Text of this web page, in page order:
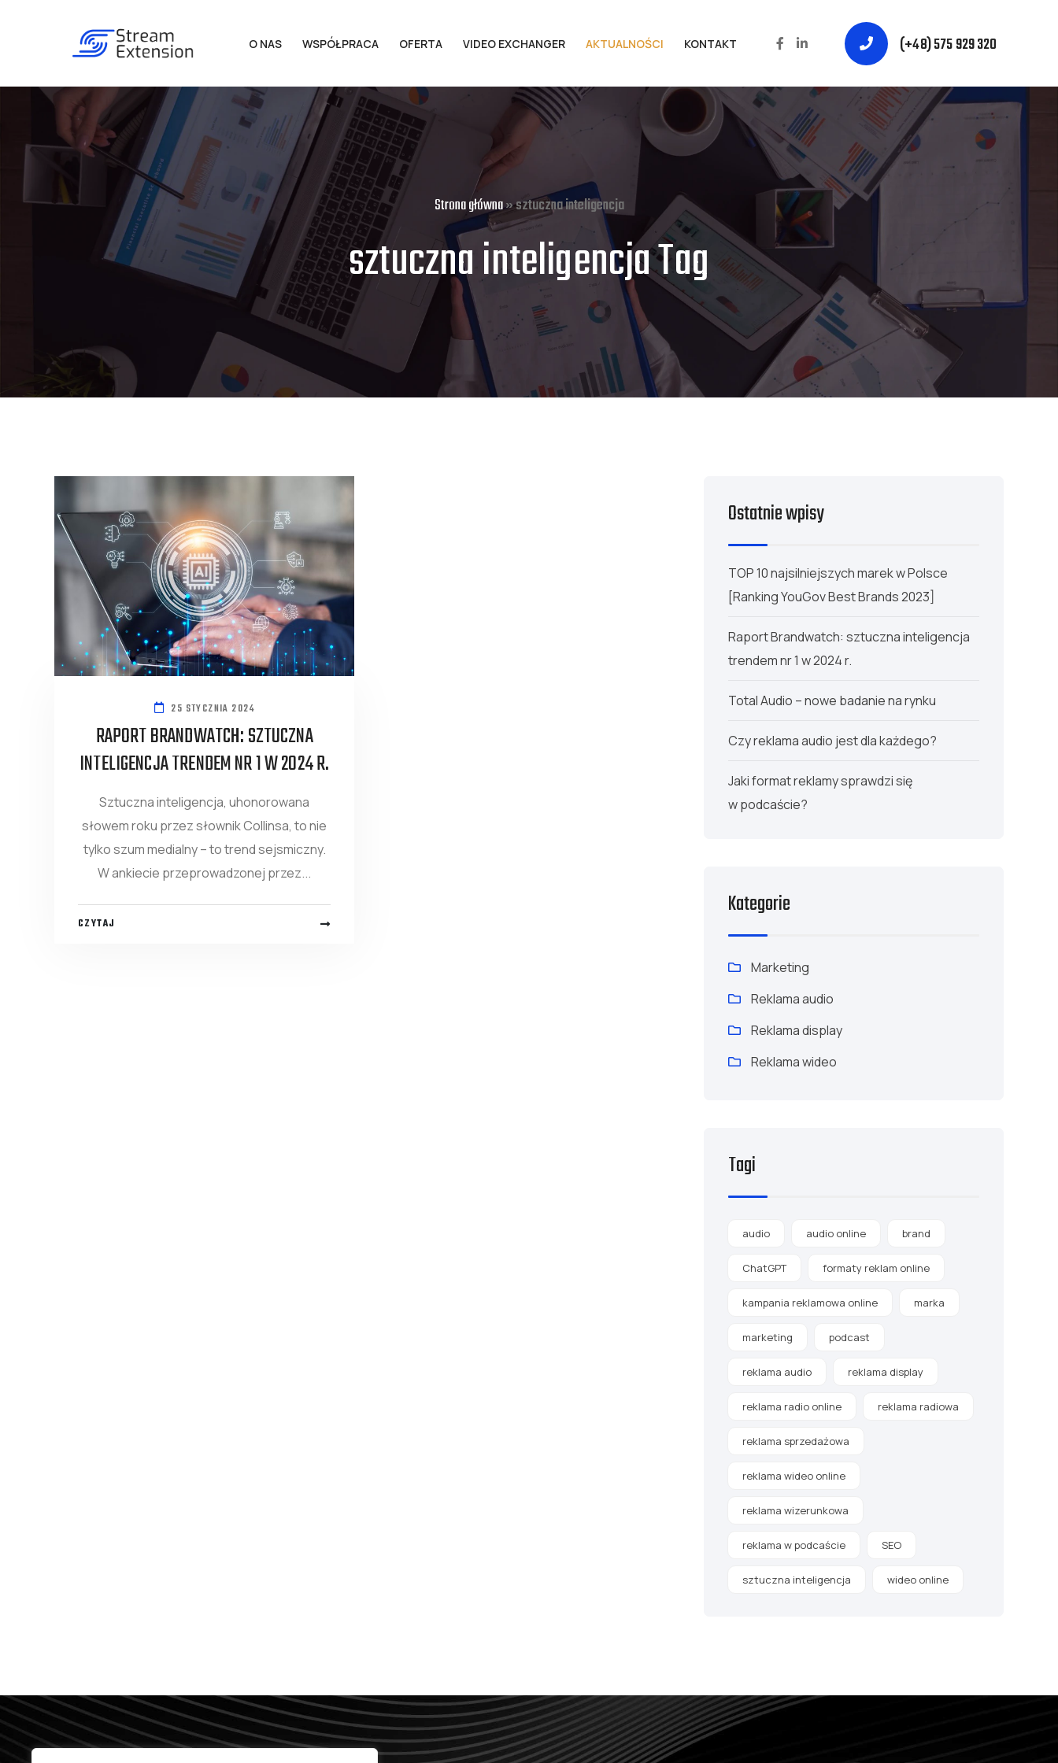
O NAS WSPÓŁPRACA OFERTA VIDEO EXCHANGER AKTUALNOŚCI KONTAKT (+48) 575 929 320
Strona główna»sztuczna inteligencja
sztuczna inteligencja Tag
25 STYCZNIA 2024
RAPORT BRANDWATCH: SZTUCZNA
INTELIGENCJA TRENDEM NR 1 W 2024 R.
Sztuczna inteligencja, uhonorowana
słowem roku przez słownik Collinsa, to nie
tylko szum medialny – to trend sejsmiczny.
W ankiecie przeprowadzonej przez...
CZYTAJ
Ostatnie wpisy
TOP 10 najsilniejszych marek w Polsce
[Ranking YouGov Best Brands 2023]
Raport Brandwatch: sztuczna inteligencja
trendem nr 1 w 2024 r.
Total Audio – nowe badanie na rynku
Czy reklama audio jest dla każdego?
Jaki format reklamy sprawdzi się
w podcaście?
Kategorie
Marketing
Reklama audio
Reklama display
Reklama wideo
Tagi
audio audio online brand
ChatGPT formaty reklam online
kampania reklamowa online marka
marketing podcast
reklama audio reklama display
reklama radio online reklama radiowa
reklama sprzedażowa
reklama wideo online
reklama wizerunkowa
reklama w podcaście SEO
sztuczna inteligencja wideo online